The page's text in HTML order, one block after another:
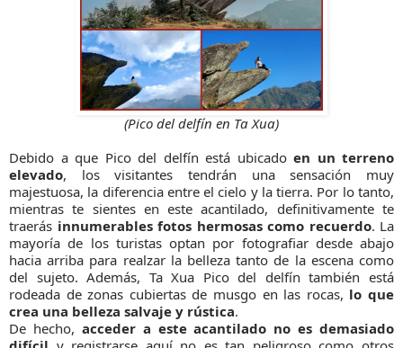
(Pico del delfín en Ta Xua)
Debido a que Pico del delfín está ubicado en un terreno
elevado, los visitantes tendrán una sensación muy
majestuosa, la diferencia entre el cielo y la tierra. Por lo tanto,
mientras te sientes en este acantilado, definitivamente te
traerás innumerables fotos hermosas como recuerdo. La
mayoría de los turistas optan por fotografiar desde abajo
hacia arriba para realzar la belleza tanto de la escena como
del sujeto. Además, Ta Xua Pico del delfín también está
rodeada de zonas cubiertas de musgo en las rocas, lo que
crea una belleza salvaje y rústica.
De hecho, acceder a este acantilado no es demasiado